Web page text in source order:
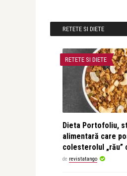
RETETE SI DIETE
RETETE SI DIETE
Dieta Portofoliu,
alimentară care
colesterolul „rău”
de revistatango